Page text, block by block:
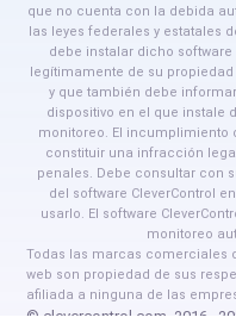
que no cuenta con la debida
las leyes federales y estatales
debe instalar dicho
legítimamente de su
y que también debe
dispositivo en el que instale
monitoreo. El
constituir una infracción
penales. Debe consultar con
del software CleverControl
usarlo. El software
monitoreo
Todas las marcas comerciales
web son propiedad de sus
afiliada a ninguna de las
© clevercontrol.com,